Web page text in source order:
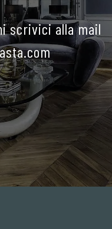
scrivici alla mail